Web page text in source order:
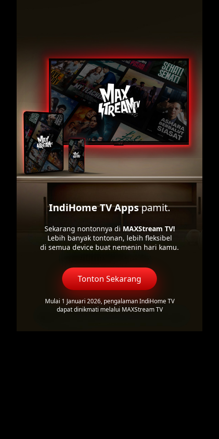
IndiHome TV Appspamit.
Sekarang nontonnya di MAXStream TV!
Lebih banyak tontonan, lebih fleksibel
di semua device buat nemenin hari kamu.
Tonton Sekarang
Mulai 1 Januari 2026, pengalaman IndiHome TV
dapat dinikmati melalui MAXStream TV